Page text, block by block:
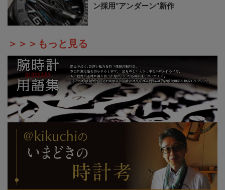
ン採用“アンダーン”新作
＞＞＞もっと見る